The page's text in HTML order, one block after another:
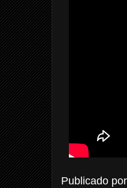
Publicado por